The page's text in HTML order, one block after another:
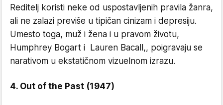
Reditelj koristi neke od uspostavljenih pravila žanra,
ali ne zalazi previše u tipičan cinizam i depresiju.
Umesto toga, muž i žena i u pravom životu,
Humphrey Bogart i Lauren Bacall,, poigravaju se
narativom u ekstatičnom vizuelnom izrazu.
4. Out of the Past (1947)